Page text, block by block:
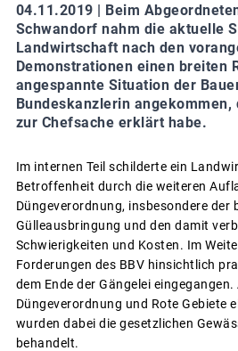
04.11.2019 | Beim
Schwandorf nahm die aktuelle
Landwirtschaft nach den
Demonstrationen einen breiten
angespannte Situation der
Bundeskanzlerin angekommen,
zur Chefsache erklärt habe.
Im internen Teil schilderte ein
Betroffenheit durch die weiteren
Düngeverordnung, insbesondere der
Gülleausbringung und den damit
Schwierigkeiten und Kosten. Im
Forderungen des BBV hinsichtlich
dem Ende der Gängelei
Düngeverordnung und Rote Gebiete
wurden dabei die gesetzlichen
behandelt.